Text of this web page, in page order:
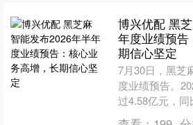
博兴优配 黑
年度业绩预告
期信心坚定
7月30日，黑芝
度业绩预告。
过4.58亿元，同
亏损预计不超